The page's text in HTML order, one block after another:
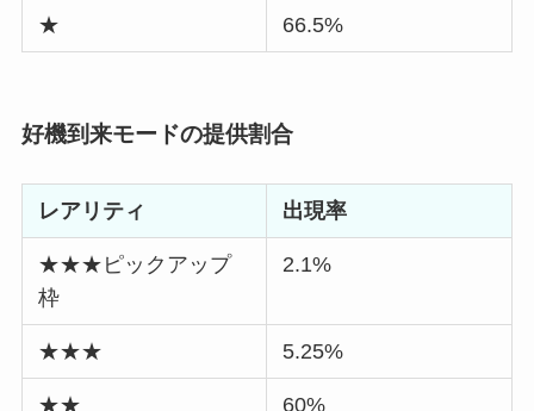
★ 66.5%
好機到来モードの提供割合
レアリティ 出現率
★★★ピックアップ
枠
2.1%
★★★ 5.25%
★★ 60%